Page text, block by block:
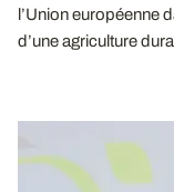
l’Union européenne
d’une agriculture